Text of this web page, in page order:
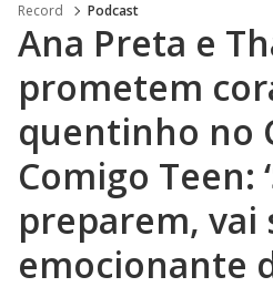
Record Podcast
Ana Preta e
prometem
quentinho no
Comigo Teen:
preparem, vai
emocionante